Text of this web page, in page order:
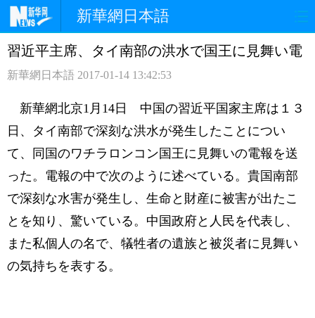
新華網日本語
ホームページ 政治 経済
観光 評論
中日対訳
習近平主席、タイ南部の洪水で国王に見舞い電
新華網日本語 2017-01-14 13:42:53
新華網北京1月14日 中国の習近平国家主席は１３
日、タイ南部で深刻な洪水が発生したことについ
て、同国のワチラロンコン国王に見舞いの電報を送
った。電報の中で次のように述べている。貴国南部
で深刻な水害が発生し、生命と財産に被害が出たこ
とを知り、驚いている。中国政府と人民を代表し、
また私個人の名で、犠牲者の遺族と被災者に見舞い
の気持ちを表する。